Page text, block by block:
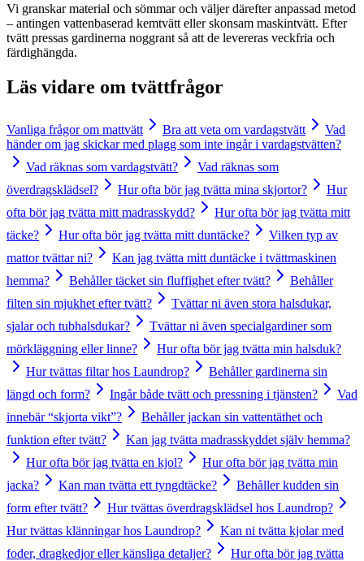
Vi granskar material och sömmar och väljer därefter anpassad metod
– antingen vattenbaserad kemtvätt eller skonsam maskintvätt. Efter
tvätt pressas gardinerna noggrant så att de levereras veckfria och
färdighängda.
Läs vidare om tvättfrågor
Vanliga frågor om mattvätt Bra att veta om vardagstvätt
Vad
händer om jag skickar med plagg som inte ingår i vardagstvätten?
Vad räknas som vardagstvätt?
Vad räknas som
överdragsklädsel?
Hur ofta bör jag tvätta mina skjortor?
Hur
ofta bör jag tvätta mitt madrasskydd?
Hur ofta bör jag tvätta mitt
täcke?
Hur ofta bör jag tvätta mitt duntäcke?
Vilken typ av
mattor tvättar ni?
Kan jag tvätta mitt duntäcke i tvättmaskinen
hemma?
Behåller täcket sin fluffighet efter tvätt?
Behåller
filten sin mjukhet efter tvätt?
Tvättar ni även stora halsdukar,
sjalar och tubhalsdukar?
Tvättar ni även specialgardiner som
mörkläggning eller linne?
Hur ofta bör jag tvätta min halsduk?
Hur tvättas filtar hos Laundrop?
Behåller gardinerna sin
längd och form?
Ingår både tvätt och pressning i tjänsten?
Vad
innebär “skjorta vikt”?
Behåller jackan sin vattentäthet och
funktion efter tvätt?
Kan jag tvätta madrasskyddet själv hemma?
Hur ofta bör jag tvätta en kjol?
Hur ofta bör jag tvätta min
jacka?
Kan man tvätta ett tyngdtäcke?
Behåller kudden sin
form efter tvätt?
Hur tvättas överdragsklädsel hos Laundrop?
Hur tvättas klänningar hos Laundrop?
Kan ni tvätta kjolar med
foder, dragkedjor eller känsliga detaljer?
Hur ofta bör jag tvätta